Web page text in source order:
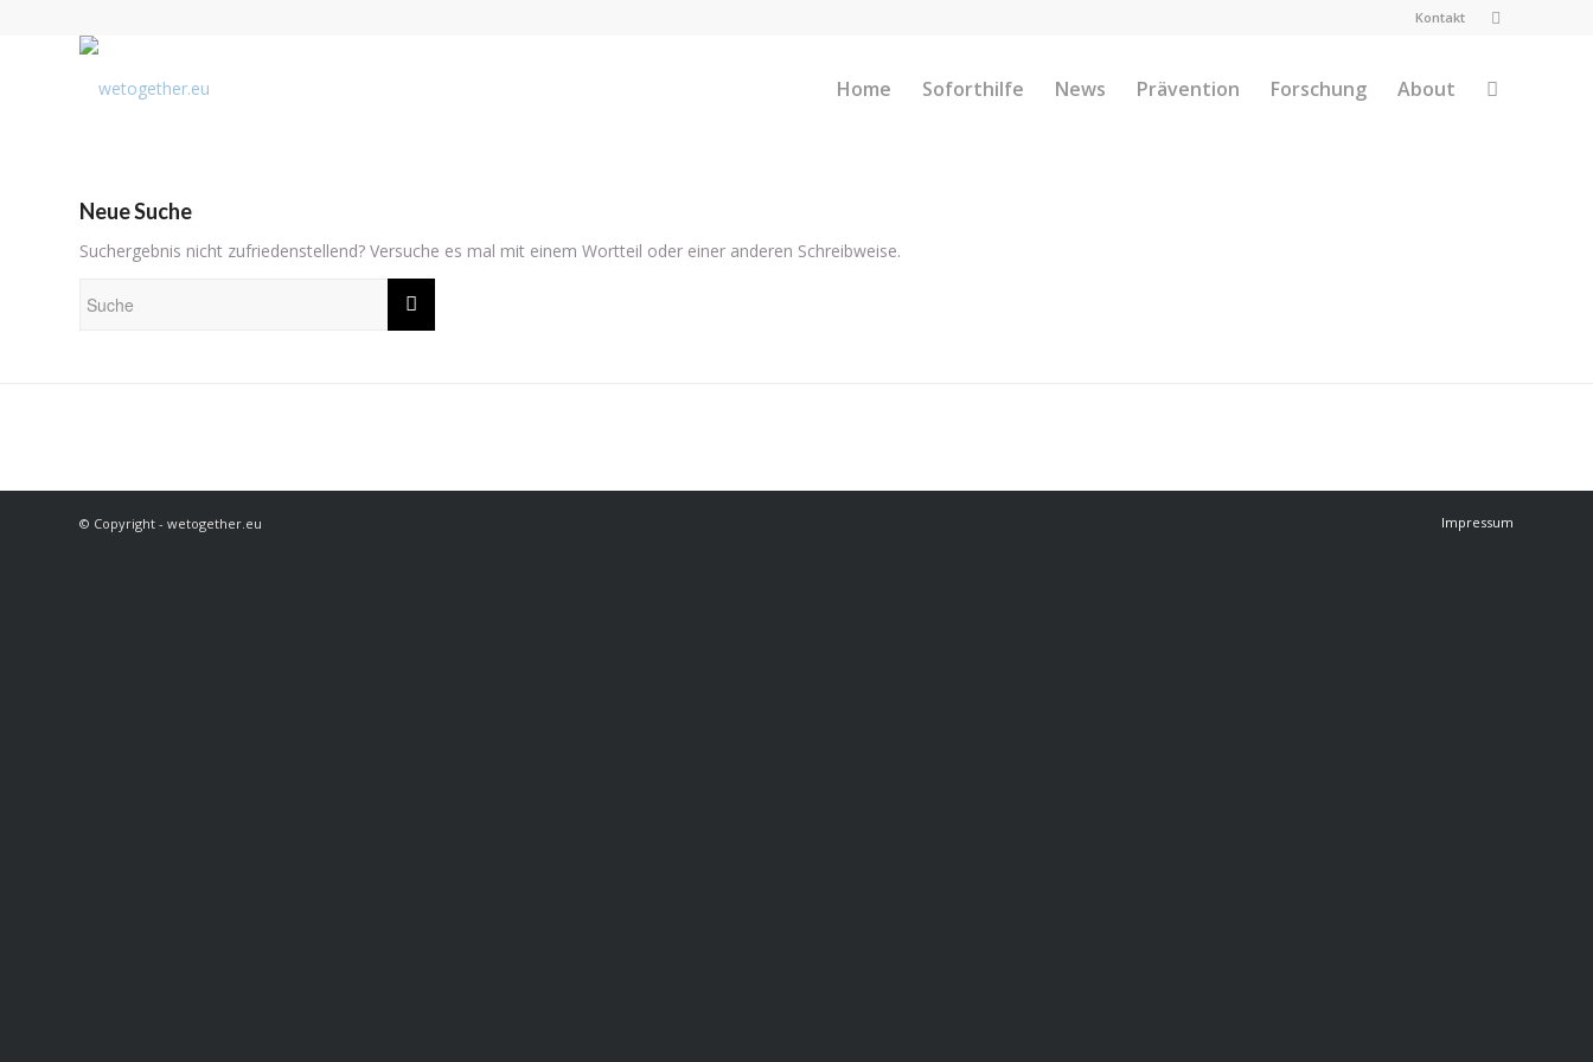
Kontakt
Home Soforthilfe News Prävention Forschung About
Neue Suche
Suchergebnis nicht zufriedenstellend? Versuche es mal mit einem Wortteil oder einer anderen Schreibweise.
© Copyright - wetogether.eu Impressum